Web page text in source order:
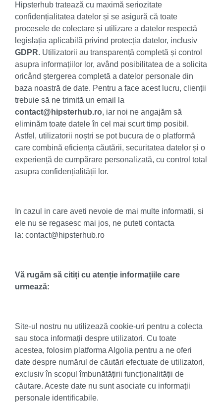
Hipsterhub tratează cu maximă seriozitate
confidențialitatea datelor și se asigură că toate
procesele de colectare și utilizare a datelor respectă
legislația aplicabilă privind protecția datelor, inclusiv
GDPR. Utilizatorii au transparență completă și control
asupra informațiilor lor, având posibilitatea de a solicita
oricând ștergerea completă a datelor personale din
baza noastră de date. Pentru a face acest lucru, clienții
trebuie să ne trimită un email la
contact@hipsterhub.ro, iar noi ne angajăm să
eliminăm toate datele în cel mai scurt timp posibil.
Astfel, utilizatorii noștri se pot bucura de o platformă
care combină eficiența căutării, securitatea datelor și o
experiență de cumpărare personalizată, cu control total
asupra confidențialității lor.
In cazul in care aveti nevoie de mai multe informatii, si
ele nu se regasesc mai jos, ne puteti contacta
la: contact@hipsterhub.ro
Vă rugăm să citiți cu atenție informațiile care
urmează:
Site-ul nostru nu utilizează cookie-uri pentru a colecta
sau stoca informații despre utilizatori. Cu toate
acestea, folosim platforma Algolia pentru a ne oferi
date despre numărul de căutări efectuate de utilizatori,
exclusiv în scopul îmbunătățirii funcționalității de
căutare. Aceste date nu sunt asociate cu informații
personale identificabile.